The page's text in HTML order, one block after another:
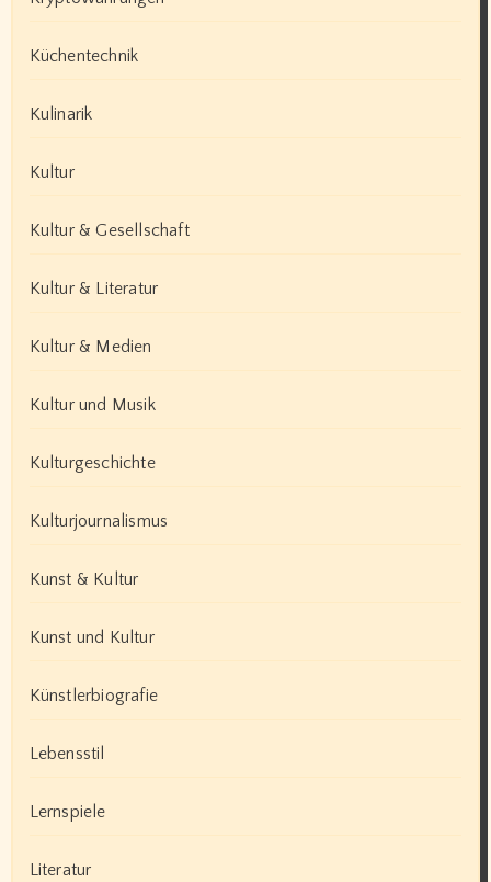
Küchentechnik
Kulinarik
Kultur
Kultur & Gesellschaft
Kultur & Literatur
Kultur & Medien
Kultur und Musik
Kulturgeschichte
Kulturjournalismus
Kunst & Kultur
Kunst und Kultur
Künstlerbiografie
Lebensstil
Lernspiele
Literatur